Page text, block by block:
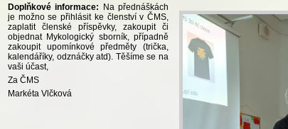
Doplňkové informace: Na přednáškách
je možno se přihlásit ke členství v ČMS,
zaplatit členské příspěvky, zakoupit či
objednat Mykologický sborník, případně
zakoupit upomínkové předměty (trička,
kalendáříky, odznáčky atd). Těšíme se na
vaši účast,
Za ČMS
Markéta Vlčková